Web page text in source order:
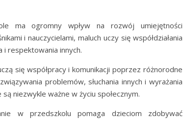
ma ogromny wpływ na rozwój umiejętności
i nauczycielami, maluch uczy się współdziałania
i respektowania innych.
się współpracy i komunikacji poprzez różnorodne
problemów, słuchania innych i wyrażania
niezwykle ważne w życiu społecznym.
w przedszkolu pomaga dzieciom zdobywać